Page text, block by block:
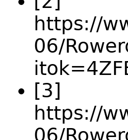
https://
06/
[3]
https://
06/